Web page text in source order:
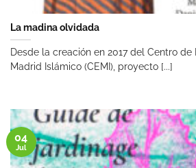
La madina olvidada
Desde la creación en 2017 del Centro de
Madrid Islámico (CEMI), proyecto [...]
04
Jul